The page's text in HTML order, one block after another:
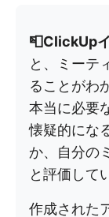
📮ClickUp
と、ミーテ
ることがわ
本当に必要
懐疑的にな
か、自分の
と評価して
作成された